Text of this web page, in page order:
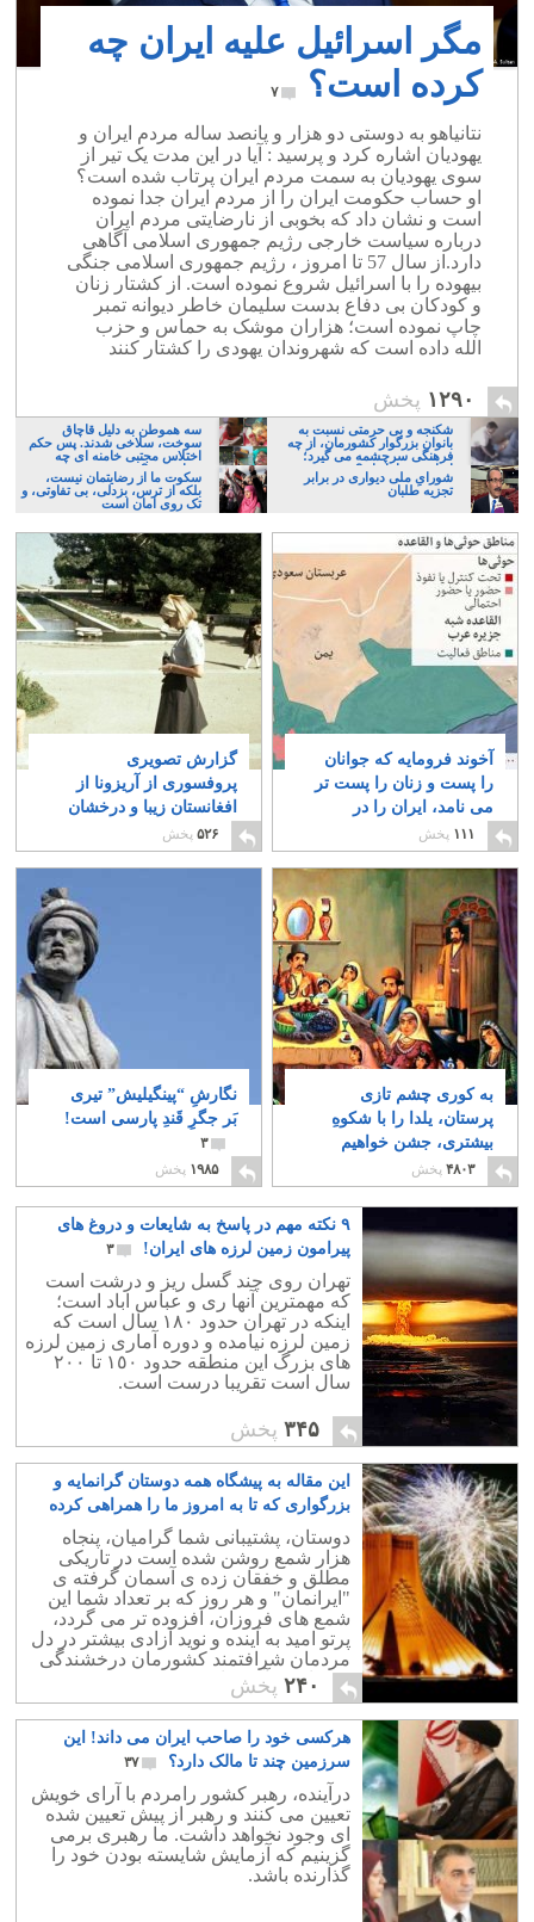
مگر اسرائیل علیه ایران چه
کرده است؟
۷
نتانیاهو به دوستی دو هزار و پانصد ساله مردم ایران و
یهودیان اشاره کرد و پرسید : آیا در این مدت یک تیر از
سوی یهودیان به سمت مردم ایران پرتاب شده است؟
او حساب حکومت ایران را از مردم ایران جدا نموده
است و نشان داد که بخوبی از نارضایتی مردم ایران
درباره سیاست خارجی رژیم جمهوری اسلامی آگاهی
دارد.از سال 57 تا امروز ، رژیم جمهوری اسلامی جنگی
بیهوده را با اسرائیل شروع نموده است. از کشتار زنان
و کودکان بی دفاع بدست سلیمان خاطر دیوانه تمبر
چاپ نموده است؛ هزاران موشک به حماس و حزب
الله داده است که شهروندان یهودی را کشتار کنند
۱۲۹۰ پخش
شکنجه و بی حرمتی نسبت به
بانوان بزرگوار کشورمان، از چه
فرهنگی سرچشمه می گیرد؛
ایرانی، و یا تازیان؟
سه هموطن به دلیل قاچاق
سوخت، سلاخی شدند. پس حکم
اختلاس مجتبی خامنه ای چه
خواهد بود؟
شورایِ ملی دیواری در برابر
تجزیه طلبان
سکوت ما از رضایتمان نیست،
بلکه از ترس، بزدلی، بی تفاوتی، و
تک روی امان است
آخوند فرومایه که جوانان
را پست و زنان را پست تر
می نامد، ایران را در
آستانه جنگ با همسایگان
عرب قرار داده
۲
۱۱۱ پخش
گزارش تصویری
پروفسوری از آریزونا از
افغانستان زیبا و درخشان
پیش از طالبان
۵۲۶ پخش
به کوری چشم تازی
پرستان، یلدا را با شکوهِ
بیشتری، جشن خواهیم
گرفت!
۴۸۰۳ پخش
نگارشِ “پینگیلیش” تیری
بَر جگرِ قَندِ پارسی است!
۳
۱۹۸۵ پخش
٩ نکته مهم در پاسخ به شایعات و دروغ های
پیرامون زمین لرزه های ایران!
۳
تهران روی چند گسل ریز و درشت است
که مهمترین آنها ری و عباس اباد است؛
اینکه در تهران حدود ١٨٠ سال است که
زمین لرزه نیامده و دوره آماری زمین لرزه
های بزرگ این منطقه حدود ١٥٠ تا ٢٠٠
سال است تقریبا درست است.
۳۴۵ پخش
این مقاله به پیشگاه همه دوستان گرانمایه و
بزرگواری که تا به امروز ما را همراهی کرده
اند، تقدیم می گردد
دوستان، پشتیبانی شما گرامیان، پنجاه
هزار شمع روشن شده است در تاریکی
مطلق و خفقان زده ی آسمان گرفته ی
"ایرانمان" و هر روز که بر تعداد شما این
شمع های فروزان، افزوده تر می گردد،
پرتو امید به آینده و نوید آزادی بیشتر در دل
مردمان شرافتمند کشورمان درخشندگی
می یابد، و آرزوها به حقیقت نزدیک تر می
شود.
۲۴۰ پخش
هرکسی خود را صاحب ایران می داند! این
سرزمین چند تا مالک دارد؟
۳۷
درآینده، رهبر کشور رامردم با آرای خویش
تعیین می کنند و رهبر از پیش تعیین شده
ای وجود نخواهد داشت. ما رهبری برمی
گزینیم که آزمایش شایسته بودن خود را
گذارنده باشد.